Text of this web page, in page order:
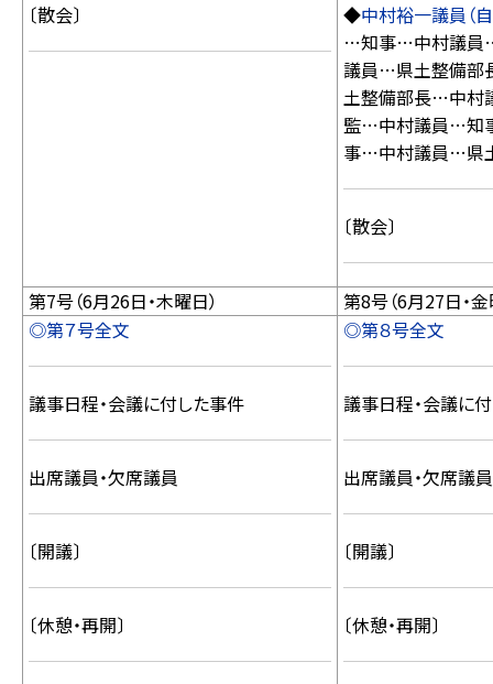
〔散会〕 ◆中村裕一議員（
…知事…中村議員
議員…県土整備
土整備部長…中村
監…中村議員…知
事…中村議員…県
〔散会〕
第7号（6月26日・木曜日）
第8号（6月27日・金
◎第７号全文
議事日程・会議に付した事件
出席議員・欠席議員
〔開議〕
〔休憩・再開〕
◎第８号全文
議事日程・会議に
出席議員・欠席議員
〔開議〕
〔休憩・再開〕